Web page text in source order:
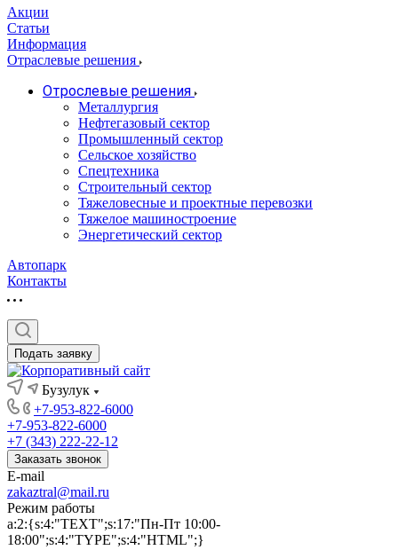
Акции
Статьи
Информация
Отраслевые решения
Отрослевые решения
Металлургия
Нефтегазовый сектор
Промышленный сектор
Сельское хозяйство
Спецтехника
Строительный сектор
Тяжеловесные и проектные перевозки
Тяжелое машиностроение
Энергетический сектор
Автопарк
Контакты
Подать заявку
Бузулук
+7-953-822-6000
+7-953-822-6000
+7 (343) 222-22-12
Заказать звонок
E-mail
zakaztral@mail.ru
Режим работы
a:2:{s:4:"TEXT";s:17:"Пн-Пт 10:00-
18:00";s:4:"TYPE";s:4:"HTML";}